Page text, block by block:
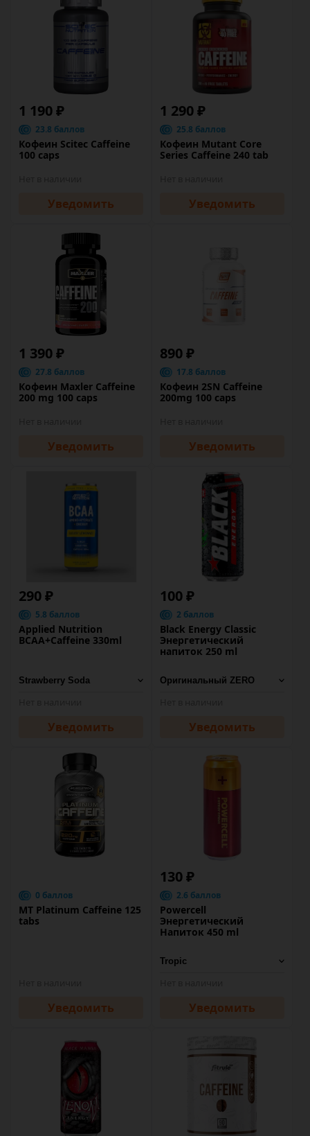
1 190 ₽
23.8 баллов
Кофеин Scitec Caffeine
100 caps
Уведомить
1 290 ₽
25.8 баллов
Кофеин Mutant Core
Series Caffeine 240 tab
Уведомить
1 390 ₽
27.8 баллов
Кофеин Maxler Caffeine
200 mg 100 caps
Уведомить
890 ₽
17.8 баллов
Кофеин 2SN Caffeine
200mg 100 caps
Уведомить
290 ₽
5.8 баллов
Applied Nutrition
BCAA+Caffeine 330ml
Уведомить
100 ₽
2 баллов
Black Energy Classic
Энергетический
напиток 250 ml
Уведомить
0 баллов
MT Platinum Caffeine 125
tabs
Уведомить
130 ₽
2.6 баллов
Powercell
Энергетический
Напиток 450 ml
Уведомить